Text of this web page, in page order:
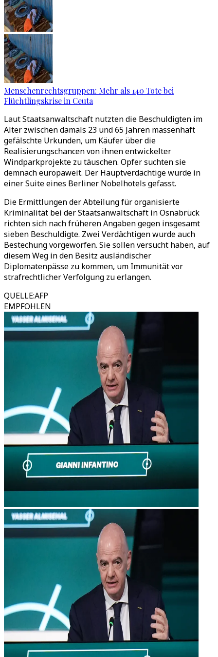
Menschenrechtsgruppen: Mehr als 140 Tote bei
Flüchtlingskrise in Ceuta
Laut Staatsanwaltschaft nutzten die Beschuldigten im
Alter zwischen damals 23 und 65 Jahren massenhaft
gefälschte Urkunden, um Käufer über die
Realisierungschancen von ihnen entwickelter
Windparkprojekte zu täuschen. Opfer suchten sie
demnach europaweit. Der Hauptverdächtige wurde in
einer Suite eines Berliner Nobelhotels gefasst.
Die Ermittlungen der Abteilung für organisierte
Kriminalität bei der Staatsanwaltschaft in Osnabrück
richten sich nach früheren Angaben gegen insgesamt
sieben Beschuldigte. Zwei Verdächtigen wurde auch
Bestechung vorgeworfen. Sie sollen versucht haben, auf
diesem Weg in den Besitz ausländischer
Diplomatenpässe zu kommen, um Immunität vor
strafrechtlicher Verfolgung zu erlangen.
QUELLE:AFP
EMPFOHLEN